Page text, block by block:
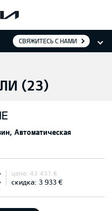
СВЯЖИТЕСЬ С НАМИ
(23)
Автоматическая
цена: 43 431 €
скидка: 3 933 €